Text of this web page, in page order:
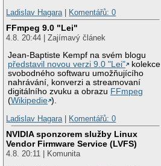
Ladislav Hagara
Komentářů: 0
FFmpeg 9.0 "Lei"
4.8. 20:44 | Zajímavý článek
Jean-Baptiste Kempf na svém blogu
představil novou verzi 9.0 "Lei"
kolekce
svobodného softwaru umožňujícího
nahrávání, konverzi a streamovaní
digitálního zvuku a obrazu FFmpeg
(Wikipedie ).
Ladislav Hagara
Komentářů: 0
NVIDIA sponzorem služby Linux
Vendor Firmware Service (LVFS)
4.8. 20:11 | Komunita